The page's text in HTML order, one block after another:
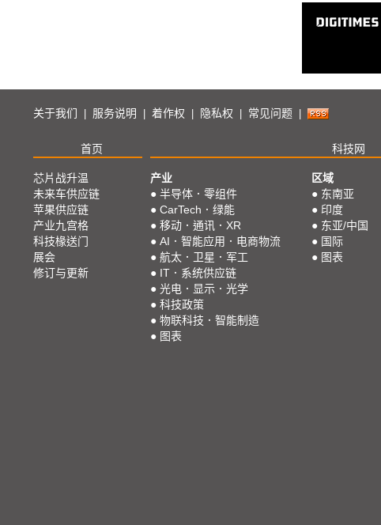
关于我们 服务说明 着作权 隐私权 常见问题
首页 科技网
芯片战升温
未来车供应链
苹果供应链
产业九宫格
科技椽送门
展会
修订与更新
产业
● 半导体．零组件
● CarTech．绿能
● 移动．通讯．XR
● AI．智能应用．电商物流
● 航太．卫星．军工
● IT．系统供应链
● 光电．显示．光学
● 科技政策
● 物联科技．智能制造
● 图表
区域
● 东南亚
● 印度
● 东亚/中国
● 国际
● 图表